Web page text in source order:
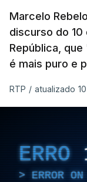
Marcelo
discurso do
República,
é mais puro e
RTP / atualizado
ERRO
ERROR